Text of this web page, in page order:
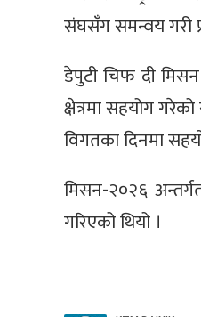
संघसँग समन्वय गरी
डेपुटी चिफ दी
क्षेत्रमा सहयोग
विगतका दिनमा
मिसन-२०२६
गरिएको थियो ।